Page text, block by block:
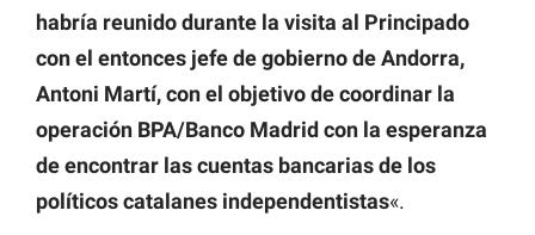
habría reunido durante la visita al Principado
con el entonces jefe de gobierno de Andorra,
Antoni Martí, con el objetivo de coordinar la
operación BPA/Banco Madrid con la esperanza
de encontrar las cuentas bancarias de los
políticos catalanes independentistas«.